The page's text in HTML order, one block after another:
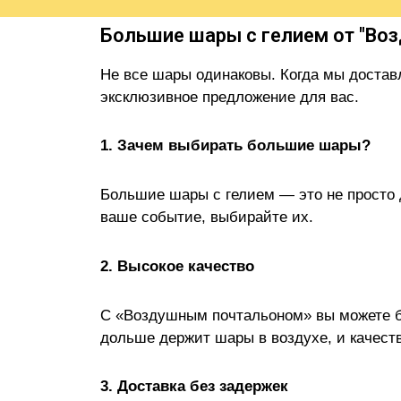
Большие шары с гелием от
Не все шары одинаковы. Когда мы
эксклюзивное предложение для вас.
1. Зачем выбирать большие шары?
Большие шары с гелием — это не просто
ваше событие, выбирайте их.
2. Высокое качество
С «Воздушным почтальоном» вы можете
дольше держит шары в воздухе, и
3. Доставка без задержек